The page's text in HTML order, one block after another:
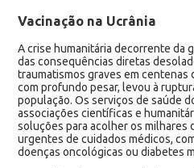
Vacinação na Ucrânia
A crise humanitária decorrente da
das consequências diretas
traumatismos graves em centenas
com profundo pesar, levou à
população. Os serviços de saúde
associações científicas e
soluções para acolher os milhares
urgentes de cuidados médicos,
doenças oncológicas ou diabetes